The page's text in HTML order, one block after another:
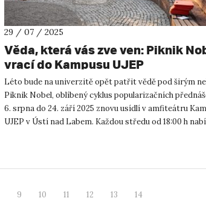
29 / 07 / 2025
Věda, která vás zve ven: Piknik
vrací do Kampusu UJEP
Léto bude na univerzitě opět patřit vědě pod širým
Piknik Nobel, oblíbený cyklus popularizačních
6. srpna do 24. září 2025 znovu usídlí v amfiteátru
UJEP v Ústí nad Labem. Každou středu od 18:00 h
9 10 11 12 13
14